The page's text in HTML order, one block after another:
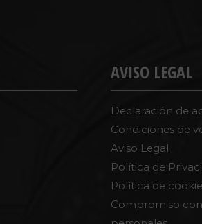
AVISO LEGAL
Declaración de
Condiciones de
Aviso Legal
Política de
Política de
Compromiso